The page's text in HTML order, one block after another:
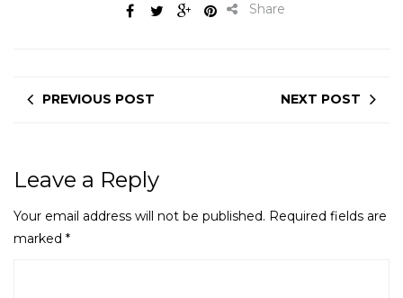
Share
PREVIOUS POST NEXT POST
Leave a Reply
Your email address will not be published. Required fields are
marked *